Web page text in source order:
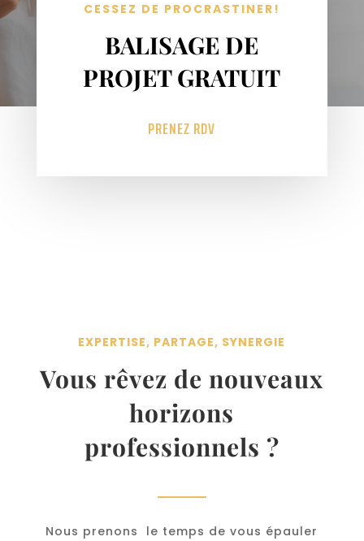
CESSEZ DE PROCRASTINER!
BALISAGE DE
PROJET GRATUIT
PRENEZ RDV
EXPERTISE, PARTAGE, SYNERGIE
Vous rêvez de nouveaux
horizons
professionnels ?
Nous prenons le temps de vous épauler